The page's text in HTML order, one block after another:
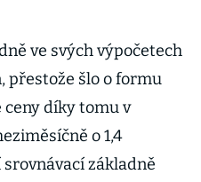
ve svých výpočetech
přestože šlo o formu
ceny díky tomu v
o 1,4
základně